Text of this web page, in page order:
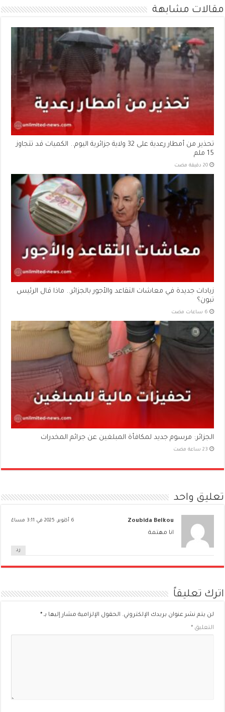
مقالات مشابهة
تحذير من أمطار رعدية على 32 ولاية جزائرية اليوم.. الكميات قد تتجاوز
15 ملم
‏20 دقيقة مضت
زيادات جديدة في معاشات التقاعد والأجور بالجزائر.. ماذا قال الرئيس
تبون؟
الجزائر: مرسوم جديد لمكافأة المبلغين عن جرائم المخدرات
تعليق واحد
Zoubida Belkou 6 أكتوبر، 2025 في 3:11 مساءً
انا مهتمة
رد
اترك تعليقاً
لن يتم نشر عنوان بريدك الإلكتروني. الحقول الإلزامية مشار إليها بـ*
التعليق*